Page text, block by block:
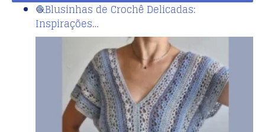
🧶Blusinhas de Crochê Delicadas:
Inspirações…